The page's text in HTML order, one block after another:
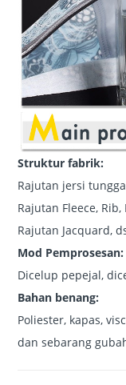
Struktur fabrik:
Rajutan jersi
Rajutan Fleece,
Rajutan Jacquard,
Mod Pemprosesan:
Dicelup pepejal,
Bahan benang:
Poliester, kapas,
dan sebarang